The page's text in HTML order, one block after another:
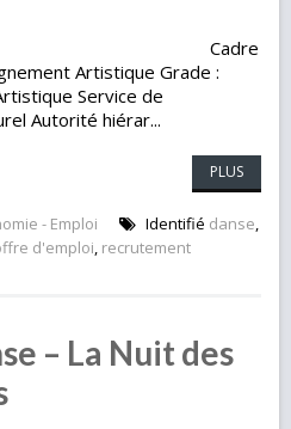
Cadre
Artistique Grade :
Service de
Autorité hiérar...
PLUS
- Emploi Identifié danse,
d'emploi, recrutement
– La Nuit des